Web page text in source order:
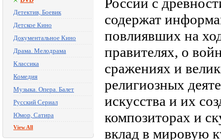
Детектив, Боевик
Детское Кино
Документальное Кино
Драма. Мелодрама
Классика
Комедия
Музыка. Опера. Балет
Русский Сериал
Юмор, Сатира
View All
содержат
повлиявших на
правителях, о
сражениях и
религиозных
искусства и их
композиторах и
вклад в мировую